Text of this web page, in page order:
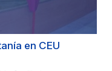
en CEU